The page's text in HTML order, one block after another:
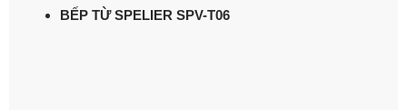
BẾP TỪ SPELIER SPV-T06